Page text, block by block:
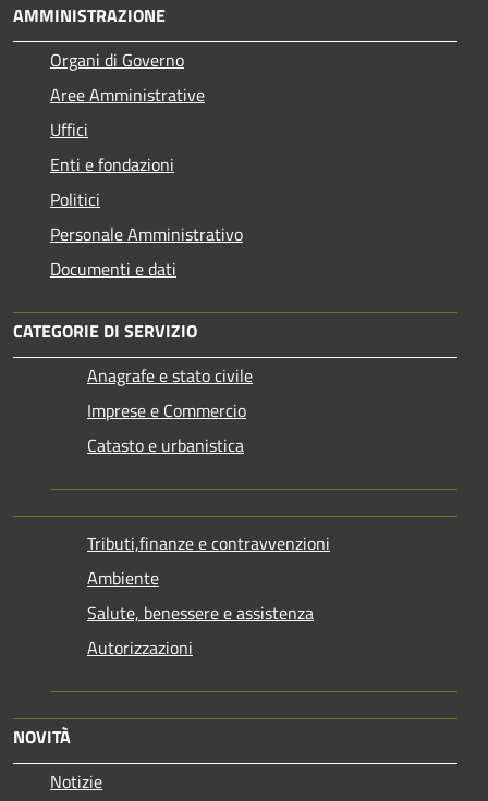
AMMINISTRAZIONE
Organi di Governo
Aree Amministrative
Uffici
Enti e fondazioni
Politici
Personale Amministrativo
Documenti e dati
CATEGORIE DI SERVIZIO
Anagrafe e stato civile
Imprese e Commercio
Catasto e urbanistica
Tributi,finanze e contravvenzioni
Ambiente
Salute, benessere e assistenza
Autorizzazioni
NOVITÀ
Notizie